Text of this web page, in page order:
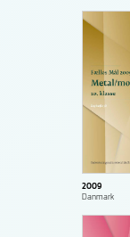
2009
Danmark